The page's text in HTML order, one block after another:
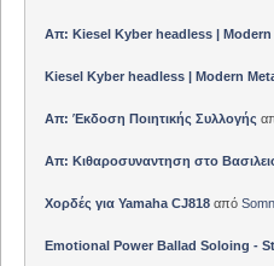
Απ: Kiesel Kyber headless |
Kiesel Kyber headless | Modern
Απ: Έκδοση Ποιητικής Συλλογής
Απ: Κιθαροσυναντηση στο
Χορδές για Yamaha CJ818από
Emotional Power Ballad Soloing -